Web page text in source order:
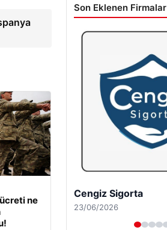
ne
Son Eklenen Firmalar
Hastaş Beton
26/05/2026